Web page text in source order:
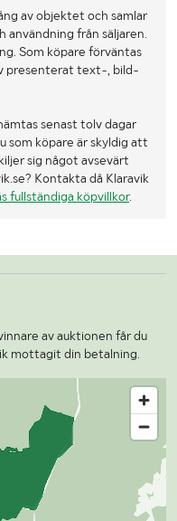
av objektet och samlar
från säljaren.
Som köpare förväntas
presenterat text-, bild-
senast tolv dagar
som köpare är skyldig att
sig något avsevärt
Kontakta då Klaravik
fullständiga köpvillkor.
av auktionen får du
mottagit din betalning.